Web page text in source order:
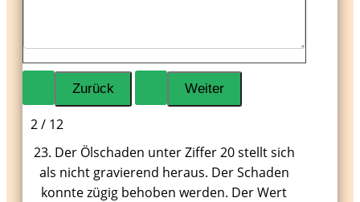
2 / 12
23. Der Ölschaden unter Ziffer 20 stellt sich
als nicht gravierend heraus. Der Schaden
konnte zügig behoben werden. Der Wert